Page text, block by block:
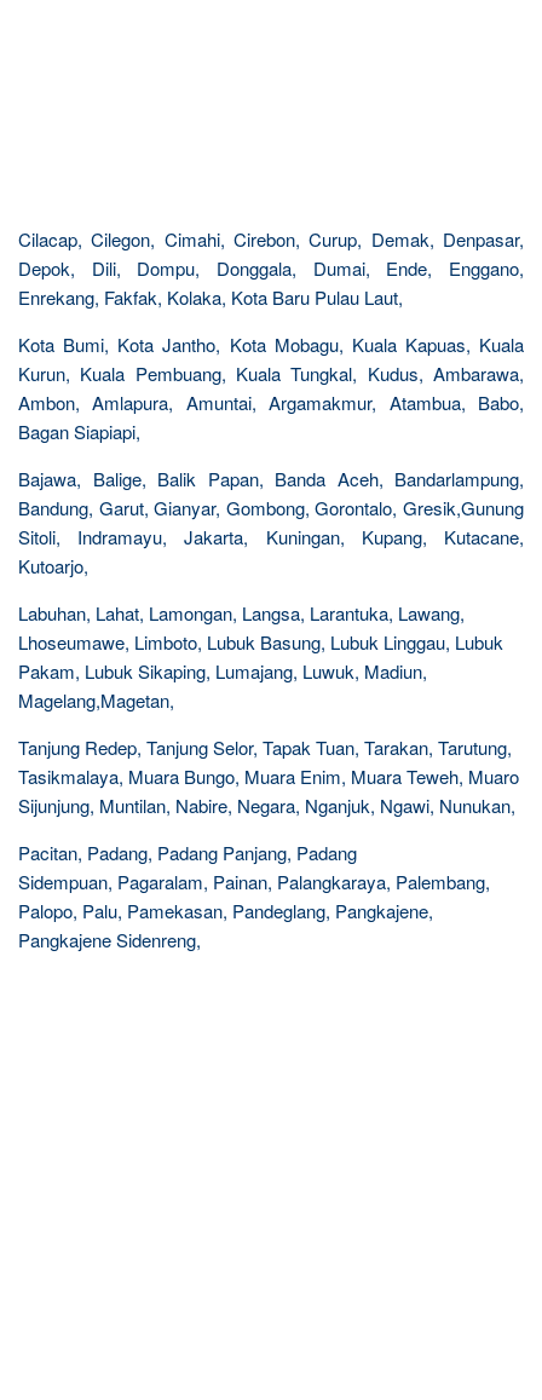
Cilacap, Cilegon, Cimahi, Cirebon, Curup, Demak, Denpasar,
Depok, Dili, Dompu, Donggala, Dumai, Ende, Enggano,
Enrekang, Fakfak, Kolaka, Kota Baru Pulau Laut,
Kota Bumi, Kota Jantho, Kota Mobagu, Kuala Kapuas, Kuala
Kurun, Kuala Pembuang, Kuala Tungkal, Kudus, Ambarawa,
Ambon, Amlapura, Amuntai, Argamakmur, Atambua, Babo,
Bagan Siapiapi,
Bajawa, Balige, Balik Papan, Banda Aceh, Bandarlampung,
Bandung, Garut, Gianyar, Gombong, Gorontalo, Gresik,Gunung
Sitoli, Indramayu, Jakarta, Kuningan, Kupang, Kutacane,
Kutoarjo,
Labuhan, Lahat, Lamongan, Langsa, Larantuka, Lawang,
Lhoseumawe, Limboto, Lubuk Basung, Lubuk Linggau, Lubuk
Pakam, Lubuk Sikaping, Lumajang, Luwuk, Madiun,
Magelang,Magetan,
Tanjung Redep, Tanjung Selor, Tapak Tuan, Tarakan, Tarutung,
Tasikmalaya, Muara Bungo, Muara Enim, Muara Teweh, Muaro
Sijunjung, Muntilan, Nabire, Negara, Nganjuk, Ngawi, Nunukan,
Pacitan, Padang, Padang Panjang, Padang
Sidempuan, Pagaralam, Painan, Palangkaraya, Palembang,
Palopo, Palu, Pamekasan, Pandeglang, Pangkajene,
Pangkajene Sidenreng,